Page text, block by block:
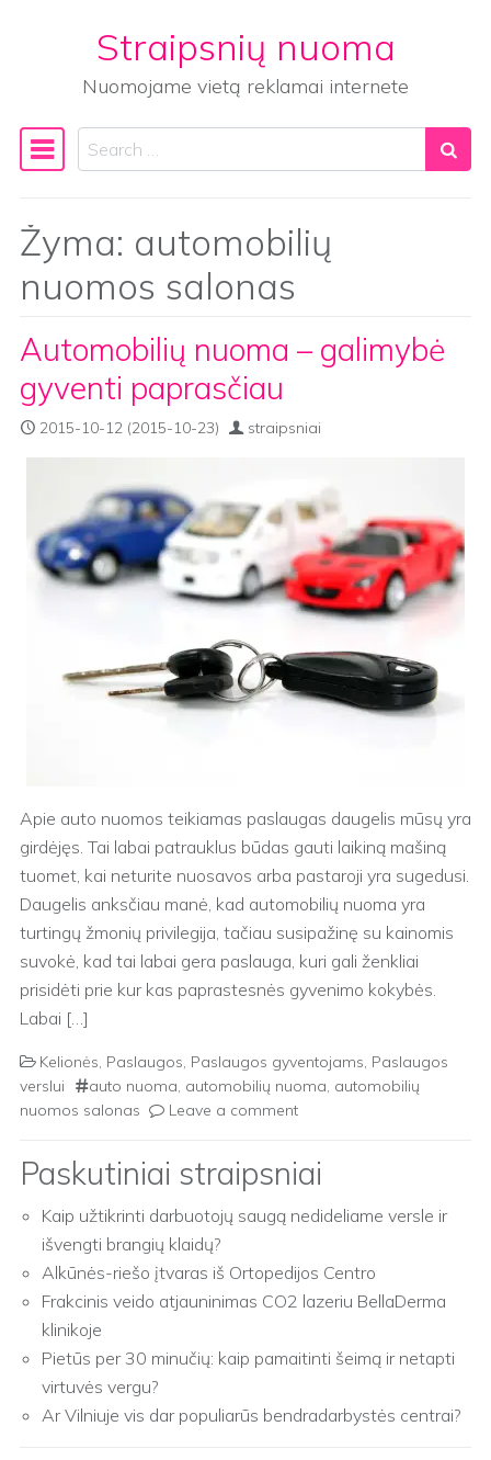
Straipsnių nuoma
Nuomojame vietą reklamai internete
Main Navigation
Search
Žyma: automobilių
nuomos salonas
Automobilių nuoma – galimybė
gyventi paprasčiau
2015-10-12 (2015-10-23) straipsniai
Apie auto nuomos teikiamas paslaugas daugelis mūsų yra
girdėjęs. Tai labai patrauklus būdas gauti laikiną mašiną
tuomet, kai neturite nuosavos arba pastaroji yra sugedusi.
Daugelis anksčiau manė, kad automobilių nuoma yra
turtingų žmonių privilegija, tačiau susipažinę su kainomis
suvokė, kad tai labai gera paslauga, kuri gali ženkliai
prisidėti prie kur kas paprastesnės gyvenimo kokybės.
Labai […]
Kelionės, Paslaugos, Paslaugos gyventojams, Paslaugos
verslui
auto nuoma, automobilių nuoma, automobilių
nuomos salonas
Leave a comment
Paskutiniai straipsniai
Kaip užtikrinti darbuotojų saugą nedideliame versle ir
išvengti brangių klaidų?
Alkūnės-riešo įtvaras iš Ortopedijos Centro
Frakcinis veido atjauninimas CO2 lazeriu BellaDerma
klinikoje
Pietūs per 30 minučių: kaip pamaitinti šeimą ir netapti
virtuvės vergu?
Ar Vilniuje vis dar populiarūs bendradarbystės centrai?